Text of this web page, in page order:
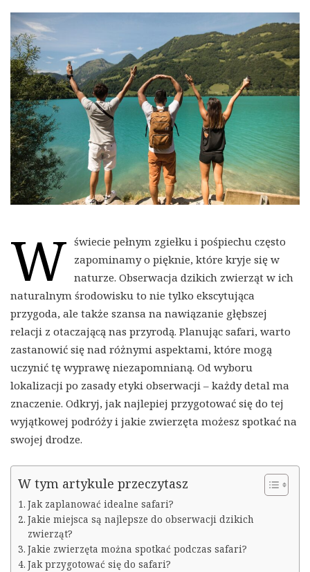
W świecie pełnym zgiełku i pośpiechu często
zapominamy o pięknie, które kryje się w
naturze. Obserwacja dzikich zwierząt w ich
naturalnym środowisku to nie tylko ekscytująca
przygoda, ale także szansa na nawiązanie głębszej
relacji z otaczającą nas przyrodą. Planując safari, warto
zastanowić się nad różnymi aspektami, które mogą
uczynić tę wyprawę niezapomnianą. Od wyboru
lokalizacji po zasady etyki obserwacji – każdy detal ma
znaczenie. Odkryj, jak najlepiej przygotować się do tej
wyjątkowej podróży i jakie zwierzęta możesz spotkać na
swojej drodze.
W tym artykule przeczytasz
Jak zaplanować idealne safari?
Jakie miejsca są najlepsze do obserwacji dzikich
zwierząt?
Jakie zwierzęta można spotkać podczas safari?
Jak przygotować się do safari?